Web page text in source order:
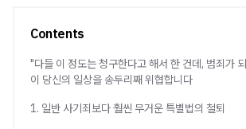
Contents
"다들 이 정도는 청구한다고 해서 한 건데, 범죄가
이 당신의 일상을 송두리째 위협합니다
1. 일반 사기죄보다 훨씬 무거운 특별법의 철퇴